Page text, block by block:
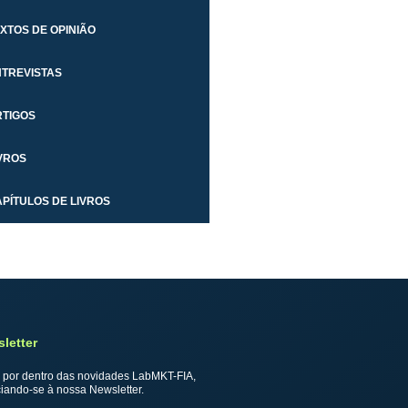
DE OPINIÃO
DE LIVROS
por dentro das novidades LabMKT-FIA,
se à nossa Newsletter.